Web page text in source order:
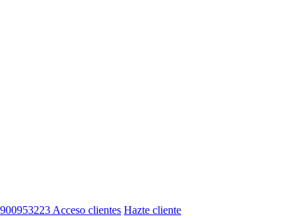
900953223 Acceso clientes Hazte cliente